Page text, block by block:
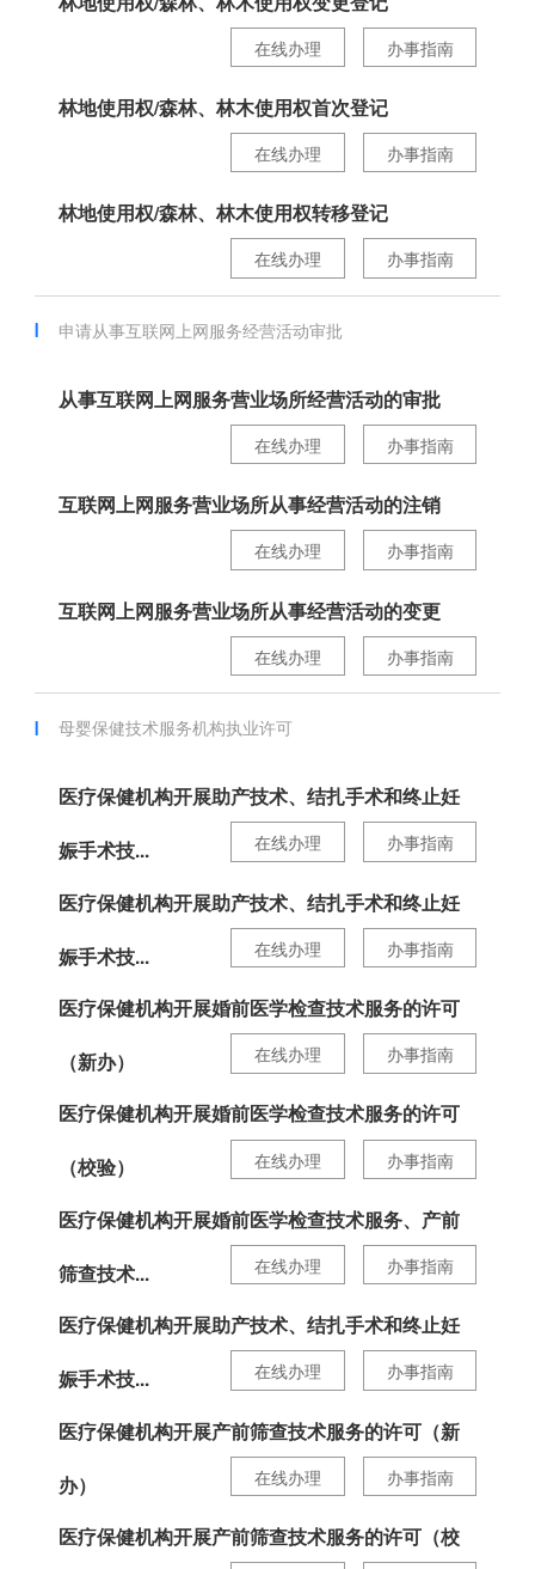
办事指南
在线办理
林地使用权/森林、林木使用权首次登记
办事指南
在线办理
林地使用权/森林、林木使用权转移登记
办事指南
在线办理
申请从事互联网上网服务经营活动审批
从事互联网上网服务营业场所经营活动的审批
办事指南
在线办理
互联网上网服务营业场所从事经营活动的注销
办事指南
在线办理
互联网上网服务营业场所从事经营活动的变更
办事指南
在线办理
母婴保健技术服务机构执业许可
医疗保健机构开展助产技术、结扎手术和终止妊
娠手术技... 办事指南
在线办理
医疗保健机构开展助产技术、结扎手术和终止妊
娠手术技... 办事指南
在线办理
医疗保健机构开展婚前医学检查技术服务的许可
（新办） 办事指南
在线办理
医疗保健机构开展婚前医学检查技术服务的许可
（校验） 办事指南
在线办理
医疗保健机构开展婚前医学检查技术服务、产前
筛查技术... 办事指南
在线办理
医疗保健机构开展助产技术、结扎手术和终止妊
娠手术技... 办事指南
在线办理
医疗保健机构开展产前筛查技术服务的许可（新
办） 办事指南
在线办理
医疗保健机构开展产前筛查技术服务的许可（校